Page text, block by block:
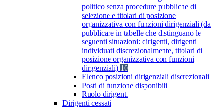
politico senza procedure pubbliche di
selezione e titolari di posizione
organizzativa con funzioni dirigenziali (da
pubblicare in tabelle che distinguano le
seguenti situazioni: dirigenti, dirigenti
individuati discrezionalmente, titolari di
posizione organizzativa con funzioni
dirigenziali) 10
Elenco posizioni dirigenziali discrezionali
Posti di funzione disponibili
Ruolo dirigenti
Dirigenti cessati